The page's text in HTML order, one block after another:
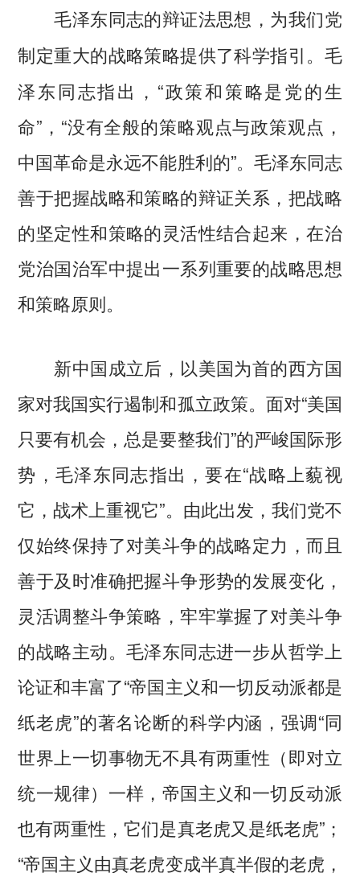
毛泽东同志的辩证法思想，为我们党
制定重大的战略策略提供了科学指引。 毛
泽东同志指出，“政策和策略是党的生
命”，“没有全般的策略观点与政策观点，
中国革命是永远不能胜利的”。毛泽东同志
善于把握战略和策略的辩证关系，把战略
的坚定性和策略的灵活性结合起来，在治
党治国治军中提出一系列重要的战略思想
和策略原则。
新中国成立后，以美国为首的西方国
家对我国实行遏制和孤立政策。面对“美国
只要有机会，总是要整我们”的严峻国际形
势，毛泽东同志指出，要在“战略上藐视
它，战术上重视它”。由此出发，我们党不
仅始终保持了对美斗争的战略定力，而且
善于及时准确把握斗争形势的发展变化，
灵活调整斗争策略，牢牢掌握了对美斗争
的战略主动。毛泽东同志进一步从哲学上
论证和丰富了“帝国主义和一切反动派都是
纸老虎”的著名论断的科学内涵，强调“同
世界上一切事物无不具有两重性（即对立
统一规律）一样，帝国主义和一切反动派
也有两重性，它们是真老虎又是纸老虎”；
“帝国主义由真老虎变成半真半假的老虎，